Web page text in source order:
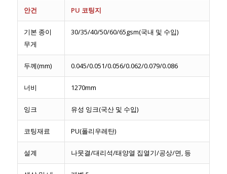
안건 PU 코팅지
기본 종이
무게
30/35/40/50/60/65gsm(국내 및 수입)
두께(mm) 0.045/0.051/0.056/0.062/0.079/0.086
너비 1270mm
잉크 유성 잉크(국산 및 수입)
코팅재료 PU(폴리우레탄)
설계 나뭇결/대리석/태양열 집열기/공상/면, 등